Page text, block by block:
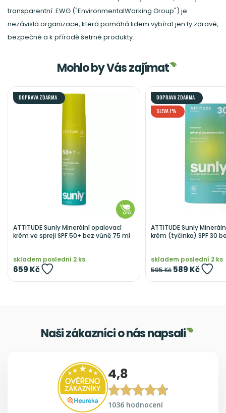
transparentní. EWG ("EnvironmentalWorking Group") je
nezávislá organizace, která pomáhá lidem vybírat jen ty zdravé,
bezpečné a k přírodě šetrné produkty.
Mohlo by Vás zajímat
DOPRAVA ZDARMA
ATTITUDE Sunly Minerální opalovací
krém ve spreji SPF 50+ bez vůně 75 ml
skladem poslední 2 ks
659 Kč
DOPRAVA ZDARMA
SLEVA 1%
ATTITUDE Sunly
krém (tyčinka) SPF 30
skladem poslední 2 ks
595 Kč 589 Kč
Naši zákazníci o nás napsali
4,8
1036 hodnocení